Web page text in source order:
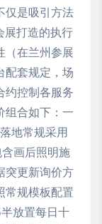
仅是吸引方法
展打造的执行
（在兰州参展
配套规定，场
约控制各服务
组合如下：一
地常规采用
画后照明施
突更新询价方
常规模板配置
放置每日十